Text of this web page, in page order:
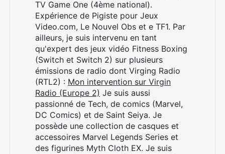
TV Game One (4ème national).
Expérience de Pigiste pour Jeux
Video.com, Le Nouvel Obs et e TF1. Par
ailleurs, je suis intervenu en tant
qu'expert des jeux vidéo Fitness Boxing
(Switch et Switch 2) sur plusieurs
émissions de radio dont Virging Radio
(RTL2) : Mon intervention sur Virgin
Radio (Europe 2) Je suis aussi
passionné de Tech, de comics (Marvel,
DC Comics) et de Saint Seiya. Je
possède une collection de casques et
accessoires Marvel Legends Series et
des figurines Myth Cloth EX. Je suis